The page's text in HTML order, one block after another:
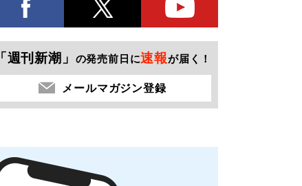
「週刊新潮」 の発売前日に速報が届く！
メールマガジン登録